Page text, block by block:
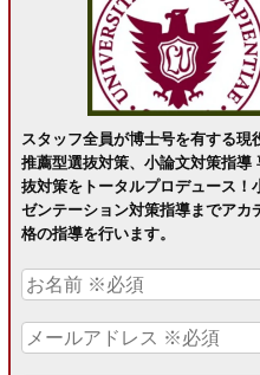
スタッフ全員が博士号を有する
推薦型選抜対策、小論文対策指
抜対策をトータルプロデュース！
ゼンテーション対策指導までアカ
格の指導を行います。